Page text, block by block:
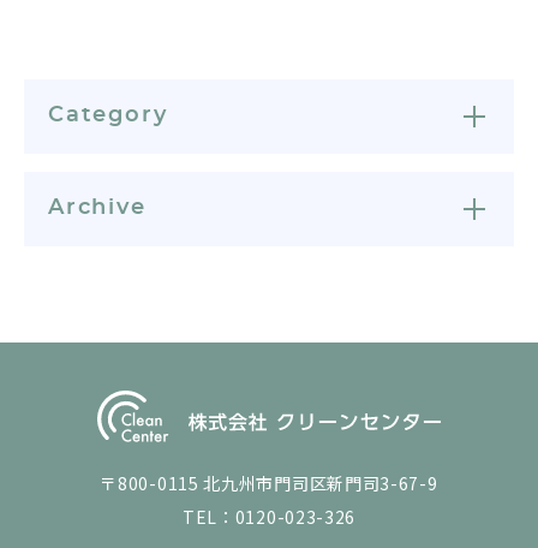
Category
Archive
〒800-0115 北九州市門司区新門司3-67-9
TEL： 0120-023-326